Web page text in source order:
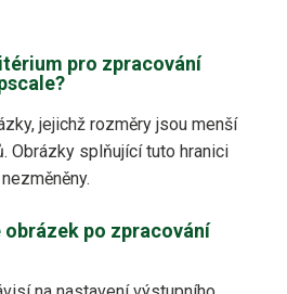
pro zpracování
jejichž rozměry jsou menší
Obrázky splňující tuto hranici
obrázek po zpracování